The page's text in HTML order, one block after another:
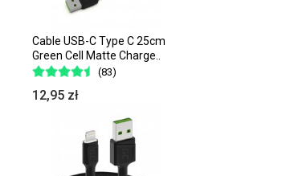
Cable USB-C Type C 25cm
Green Cell Matte Charge..
(83)
12,95 zł